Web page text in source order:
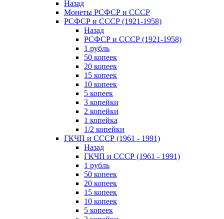
Назад
Монеты РСФСР и СССР
РСФСР и СССР (1921-1958)
Назад
РСФСР и СССР (1921-1958)
1 рубль
50 копеек
20 копеек
15 копеек
10 копеек
5 копеек
3 копейки
2 копейки
1 копейка
1/2 копейки
ГКЧП и СССР (1961 - 1991)
Назад
ГКЧП и СССР (1961 - 1991)
1 рубль
50 копеек
20 копеек
15 копеек
10 копеек
5 копеек